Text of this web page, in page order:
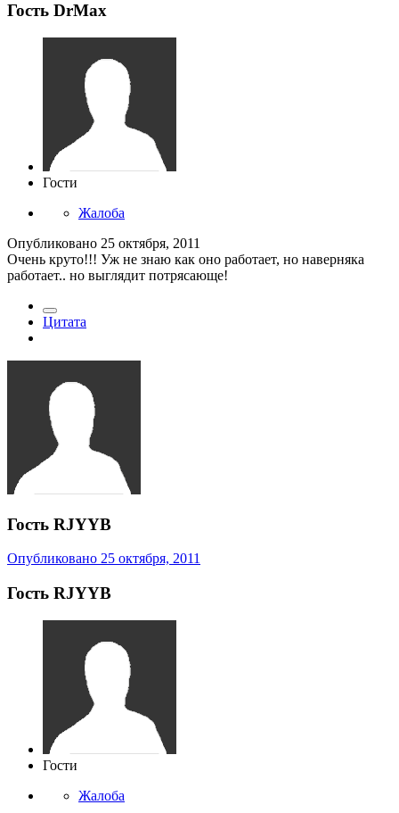
Гость DrMax
Гости
Жалоба
Опубликовано 25 октября, 2011
Очень круто!!! Уж не знаю как оно работает, но наверняка
работает.. но выглядит потрясающе!
Цитата
Гость RJYYB
Опубликовано 25 октября, 2011
Гость RJYYB
Гости
Жалоба